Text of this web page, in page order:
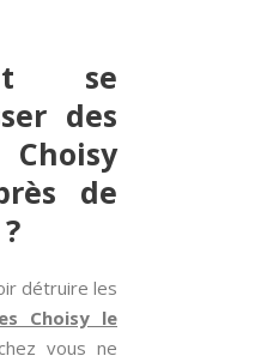
se
des
de
détruire les
Choisy le
vous ne